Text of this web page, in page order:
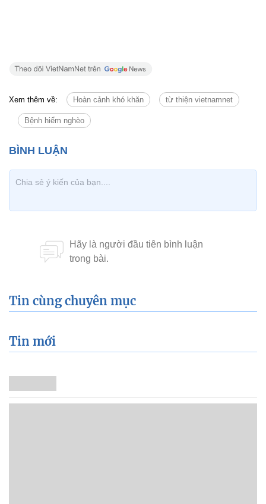
Xem thêm về: Hoàn cảnh khó khăn từ thiện vietnamnet
Bệnh hiểm nghèo
Tin cùng chuyên mục
Tin mới